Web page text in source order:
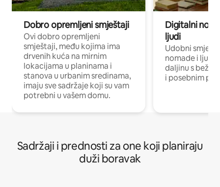
Dobro opremljeni smještaji
Ovi dobro opremljeni
smještaji, među kojima ima
drvenih kuća na mirnim
lokacijama u planinama i
stanova u urbanim sredinama,
imaju sve sadržaje koji su vam
potrebni u vašem domu.
Digitalni
ljudi
Udobni
nomade i ljude
daljinu s
i posebnim
Sadržaji i prednosti za one koji planiraju
duži boravak